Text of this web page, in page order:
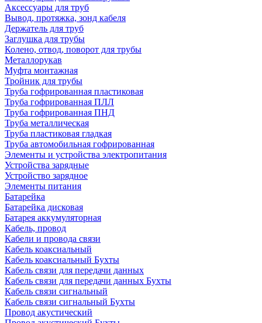
Аксессуары для труб
Вывод, протяжка, зонд кабеля
Держатель для труб
Заглушка для трубы
Колено, отвод, поворот для трубы
Металлорукав
Муфта монтажная
Тройник для трубы
Труба гофрированная пластиковая
Труба гофрированная ПЛЛ
Труба гофрированная ПНД
Труба металлическая
Труба пластиковая гладкая
Труба автомобильная гофрированная
Элементы и устройства электропитания
Устройства зарядные
Устройство зарядное
Элементы питания
Батарейка
Батарейка дисковая
Батарея аккумуляторная
Кабель, провод
Кабели и провода связи
Кабель коаксиальный
Кабель коаксиальный Бухты
Кабель связи для передачи данных
Кабель связи для передачи данных Бухты
Кабель связи сигнальный
Кабель связи сигнальный Бухты
Провод акустический